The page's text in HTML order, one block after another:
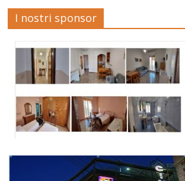
I nostri sponsor